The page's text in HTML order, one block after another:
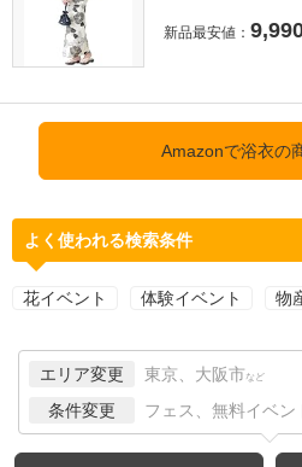
新品最安値：
Amazonで浴衣の
よく使われる検索条件
花イベント 体験イベント 物
エリア変更 東京、大阪市 など
条件変更 フェス、無料イベン